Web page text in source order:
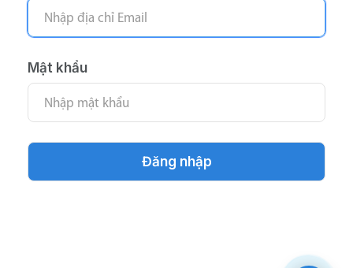
Mật khẩu
Đăng nhập